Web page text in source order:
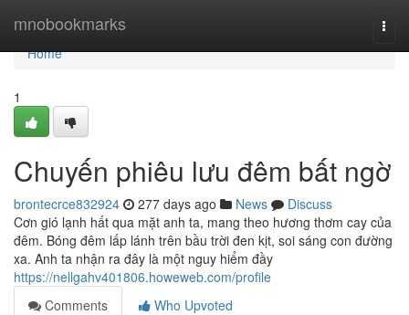
mnobookmarks
Home
Home
1
Chuyến phiêu lưu đêm bất ngờ
brontecrce832924 277 days ago News
Discuss
Cơn gió lạnh hất qua mặt anh ta, mang theo hương thơm cay của
đêm. Bóng đêm lấp lánh trên bầu trời đen kịt, soi sáng con đường
xa. Anh ta nhận ra đây là một nguy hiểm đầy
https://nellgahv401806.howeweb.com/profile
Comments
Who Upvoted